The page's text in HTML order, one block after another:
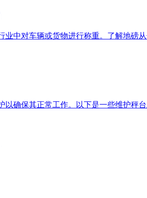
中对车辆或货物进行称重。了解地磅
确保其正常工作。以下是一些维护秤台